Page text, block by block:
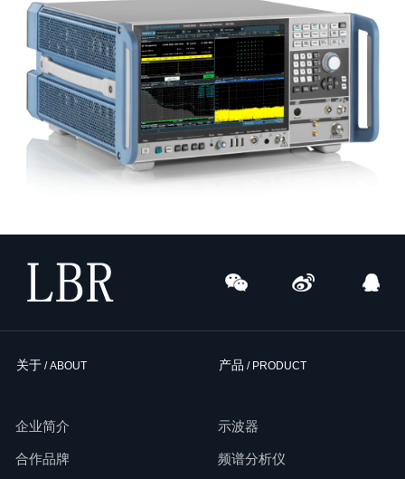
关于 / ABOUT
企业简介
合作品牌
产品 / PRODUCT
示波器
频谱分析仪